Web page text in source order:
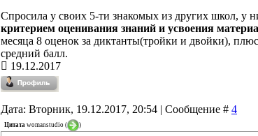
Спросила у своих 5-ти знакомых из других школ, у
критерием оценивания знаний и усвоения
месяца 8 оценок за диктанты(тройки и двойки),
средний балл.
19.12.2017
Дата: Вторник, 19.12.2017, 20:54 | Сообщение # 4
Цитата womanstudio ( )